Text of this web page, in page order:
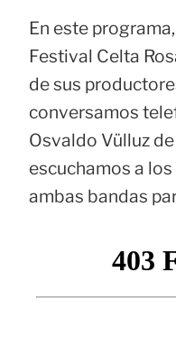
En este
Festival Celta
de sus
conversamos
Osvaldo Vülluz
escuchamos a
ambas bandas